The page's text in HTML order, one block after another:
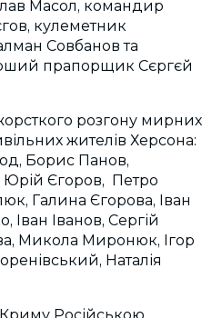
Масол, командир
кулеметник
Совбанов та
прапорщик Сєргєй
розгону мирних
жителів Херсона:
Борис Панов,
Єгоров, Петро
Галина Єгорова, Іван
Іван Іванов, Сергій
Микола Миронюк, Ігор
Наталія